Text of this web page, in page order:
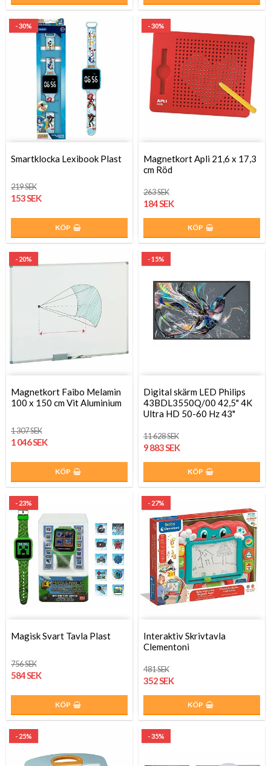
- 30%
Smartklocka Lexibook Plast
219 SEK
153 SEK
KÖP
- 30%
Magnetkort Apli 21,6 x 17,3
cm Röd
263 SEK
184 SEK
KÖP
- 20%
Magnetkort Faibo Melamin
100 x 150 cm Vit Aluminium
1 307 SEK
1 046 SEK
KÖP
- 15%
Digital skärm LED Philips
43BDL3550Q/00 42,5" 4K
Ultra HD 50-60 Hz 43"
11 628 SEK
9 883 SEK
KÖP
- 23%
Magisk Svart Tavla Plast
756 SEK
584 SEK
KÖP
- 27%
Interaktiv Skrivtavla
Clementoni
481 SEK
352 SEK
KÖP
- 25% - 35%